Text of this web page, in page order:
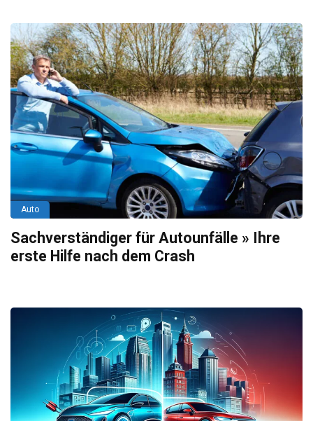
Auto
Sachverständiger für Autounfälle » Ihre
erste Hilfe nach dem Crash